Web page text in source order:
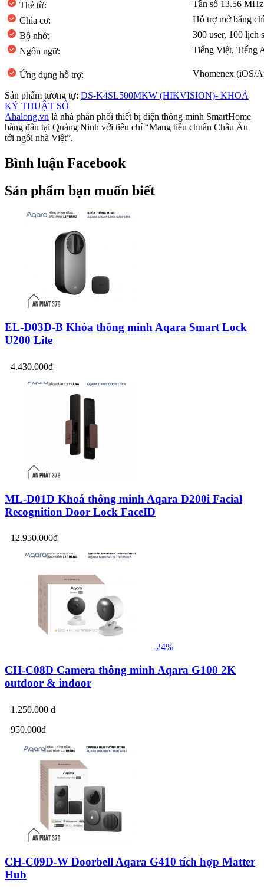
Thẻ từ:
Tần số 13.56 MHz
Chìa cơ:
Hỗ trợ mở bằng
Bộ nhớ:
300 user, 100 lịch
Ngôn ngữ:
Tiếng Việt, Tiếng
Ứng dụng hỗ trợ: Vhomenex (iOS/
Sản phẩm tương tự: DS-K4SL500MKW (HIKVISION)- KHOÁ
KỸ THUẬT SỐ
Ahalong.vn là nhà phân phối thiết bị điện thông minh SmartHome
hàng đầu tại Quảng Ninh với tiêu chí “Mang tiêu chuẩn Châu Âu
tới ngôi nhà Việt”.
Bình luận Facebook
Sản phẩm bạn muốn biết
EL-D03D-B Khóa thông minh Aqara Smart Lock
U200 Lite
4.430.000đ
ML-D01D Khoá thông minh Aqara D200i Facial
Recognition Door Lock FaceID
12.950.000đ
-24%
CH-C08D Camera thông minh Aqara G100 2K
outdoor & indoor
1.250.000 đ
950.000đ
CH-C09D-W Doorbell Aqara G410 tích hợp Matter
Hub